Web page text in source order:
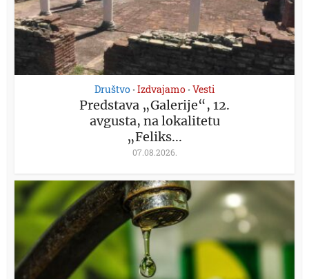
Društvo • Izdvajamo • Vesti
Predstava „Galerije“, 12.
avgusta, na lokalitetu
„Feliks...
07.08.2026.